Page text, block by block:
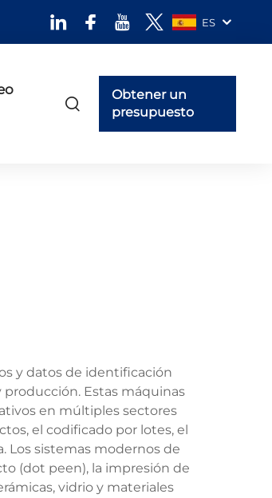
ES
Obtener un
presupuesto
y datos de identificación
Estas máquinas
en múltiples sectores
el codificado por lotes, el
Los sistemas modernos de
(dot peen), la impresión de
vidrio y materiales